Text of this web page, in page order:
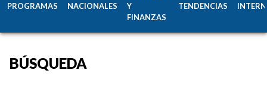
PROGRAMAS NACIONALES
Y
FINANZAS
TENDENCIAS
BÚSQUEDA